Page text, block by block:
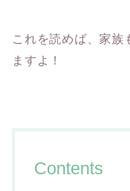
これを読めば、家族
ますよ！
Contents